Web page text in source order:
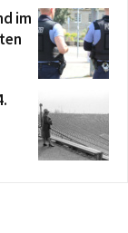
im